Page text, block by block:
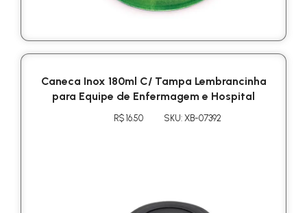
Caneca Inox 180ml C/ Tampa Lembrancinha
para Equipe de Enfermagem e Hospital
R$ 16.50 SKU: XB-07392